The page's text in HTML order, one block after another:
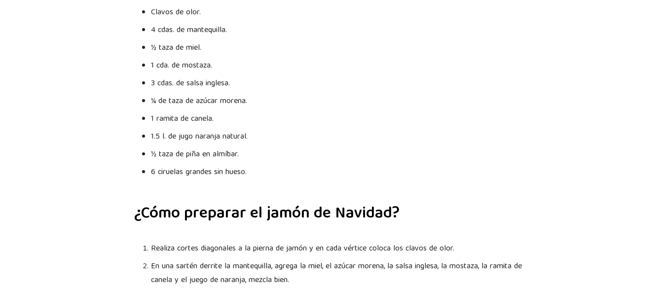
Clavos de olor.
4 cdas. de mantequilla.
½ taza de miel.
1 cda. de mostaza.
3 cdas. de salsa inglesa.
¼ de taza de azúcar morena.
1 ramita de canela.
1.5 l. de jugo naranja natural.
½ taza de piña en almíbar.
6 ciruelas grandes sin hueso.
¿Cómo preparar el jamón de Navidad?
Realiza cortes diagonales a la pierna de jamón y en cada vértice coloca los clavos de olor.
En una sartén derrite la mantequilla, agrega la miel, el azúcar morena, la salsa inglesa, la mostaza, la ramita de
canela y el juego de naranja, mezcla bien.